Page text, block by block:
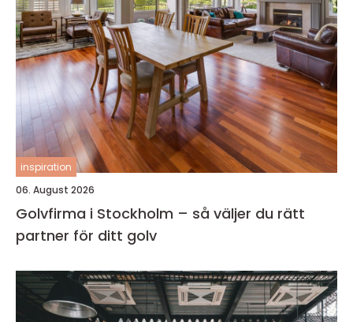
inspiration
06. August 2026
Golvfirma i Stockholm – så väljer du rätt
partner för ditt golv